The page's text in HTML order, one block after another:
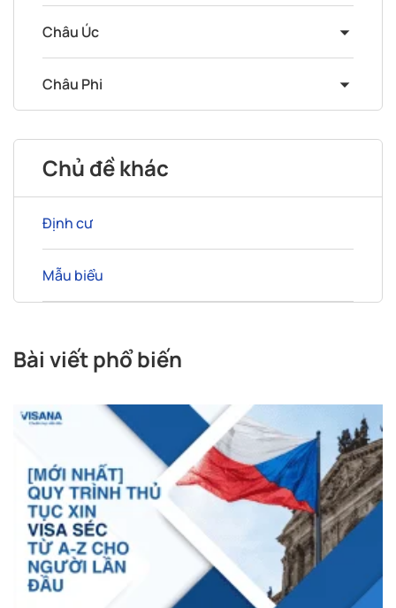
Châu Úc
Châu Phi
Chủ đề khác
Định cư
Mẫu biểu
Bài viết phổ biến